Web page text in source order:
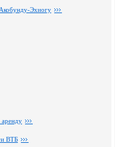
Эхиогу
аренду
ВТБ